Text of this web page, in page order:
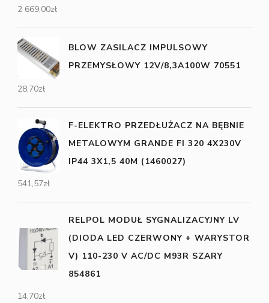
2 669,00zł
BLOW ZASILACZ IMPULSOWY
PRZEMYSŁOWY 12V/8,3A100W 70551
28,70zł
F-ELEKTRO PRZEDŁUŻACZ NA BĘBNIE
METALOWYM GRANDE FI 320 4X230V
IP44 3X1,5 40M (1460027)
541,57zł
RELPOL MODUŁ SYGNALIZACYJNY LV
(DIODA LED CZERWONY + WARYSTOR
V) 110-230 V AC/DC M93R SZARY
854861
14,70zł